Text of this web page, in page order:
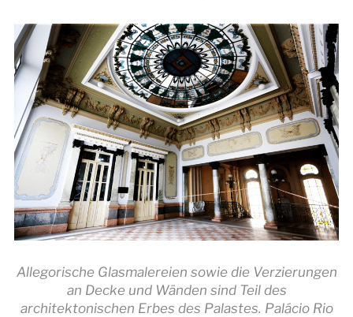
Allegorische Glasmalereien sowie die Verzierungen
an Decke und Wänden sind Teil des
architektonischen Erbes des Palastes. Palácio Rio